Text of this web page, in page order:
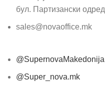
бул. Партизански
sales@novaoffice.mk
@SupernovaMakedonija
@Super_nova.mk